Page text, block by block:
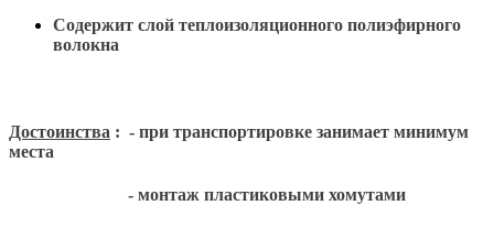
Содержит слой теплоизоляционного полиэфирного
волокна
Достоинства : - при транспортировке занимает минимум
места
- монтаж пластиковыми хомутами